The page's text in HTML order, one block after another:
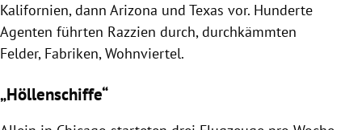
Kalifornien, dann Arizona und Texas vor. Hunderte
Agenten führten Razzien durch, durchkämmten
Felder, Fabriken, Wohnviertel.
„Höllenschiffe“